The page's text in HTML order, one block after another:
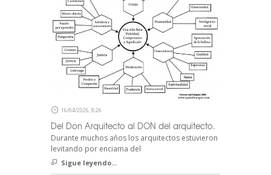
16/04/2026, 8:26
Del Don Arquitecto al DON del arquitecto.
Durante muchos años los arquitectos estuvieron
levitando por enciama del
Sigue leyendo...